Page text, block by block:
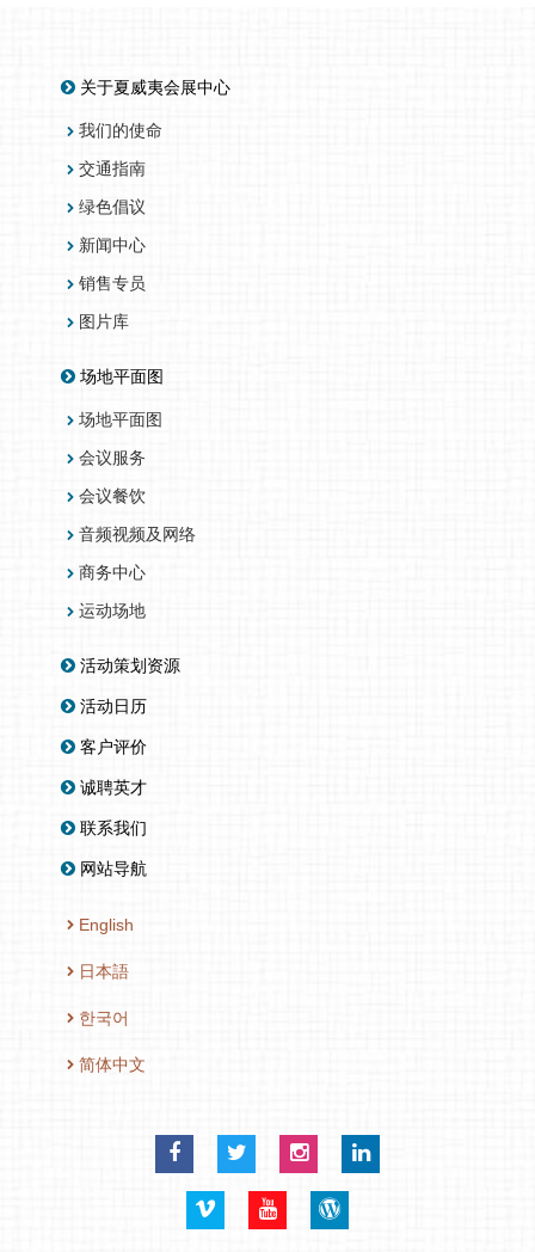
关于夏威夷会展中心
我们的使命
交通指南
绿色倡议
新闻中心
销售专员
图片库
场地平面图
场地平面图
会议服务
会议餐饮
音频视频及网络
商务中心
运动场地
活动策划资源
活动日历
客户评价
诚聘英才
联系我们
网站导航
English
日本語
한국어
简体中文
FacebookTwitterInstagramLinkedIn
VimeoYouTubeBlog